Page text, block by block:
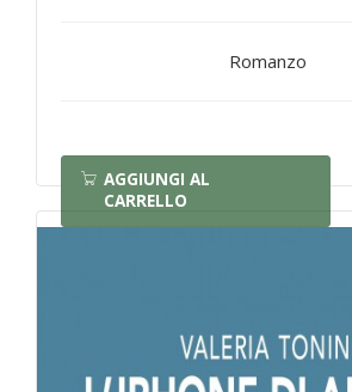
Romanzo
AGGIUNGI AL
CARRELLO